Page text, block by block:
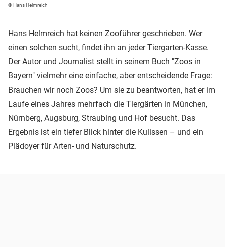
© Hans Helmreich
Hans Helmreich hat keinen Zooführer geschrieben. Wer
einen solchen sucht, findet ihn an jeder Tiergarten-Kasse.
Der Autor und Journalist stellt in seinem Buch "Zoos in
Bayern" vielmehr eine einfache, aber entscheidende Frage:
Brauchen wir noch Zoos? Um sie zu beantworten, hat er im
Laufe eines Jahres mehrfach die Tiergärten in München,
Nürnberg, Augsburg, Straubing und Hof besucht. Das
Ergebnis ist ein tiefer Blick hinter die Kulissen – und ein
Plädoyer für Arten- und Naturschutz.